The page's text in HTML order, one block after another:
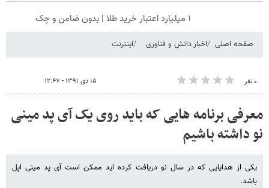
۱ میلیارد اعتبار خرید طلا | بدون ضامن و چک
صفحه اصلی اخبار دانش و فناوری اینترنت
۰ نفر ۱۵ دی ۱۳۹۱ - ۱۲:۴۷
معرفی برنامه هایی که باید روی یک آی پد مینی
نو داشته باشیم
یکی از هدایایی که در سال نو دریافت کرده اید ممکن است آی پد مینی اپل
باشد.